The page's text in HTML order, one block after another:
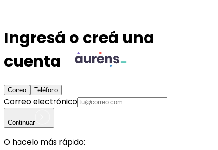
Ingresá o creá una
cuenta
Correo Teléfono
Correo electrónico
Continuar
O hacelo más rápido: